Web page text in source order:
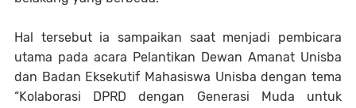
Hal tersebut ia sampaikan saat menjadi pembicara
utama pada acara Pelantikan Dewan Amanat Unisba
dan Badan Eksekutif Mahasiswa Unisba dengan tema
“Kolaborasi DPRD dengan Generasi Muda untuk